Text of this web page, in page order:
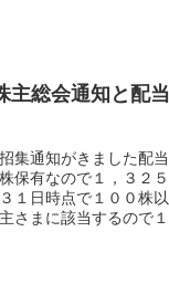
主総会通知と配
集通知がきました配
保有なので１，３２
１日時点で１００株
さまに該当するので１